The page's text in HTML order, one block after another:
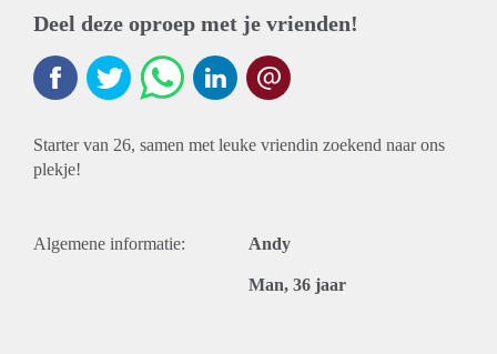
Deel deze oproep met je vrienden!
Starter van 26, samen met leuke vriendin zoekend naar ons
plekje!
Algemene informatie: Andy
Man, 36 jaar